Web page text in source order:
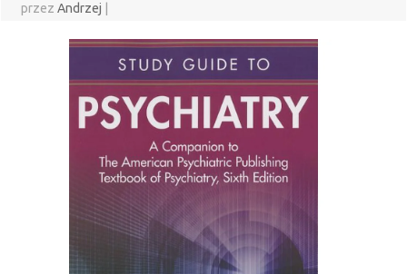
przez Andrzej